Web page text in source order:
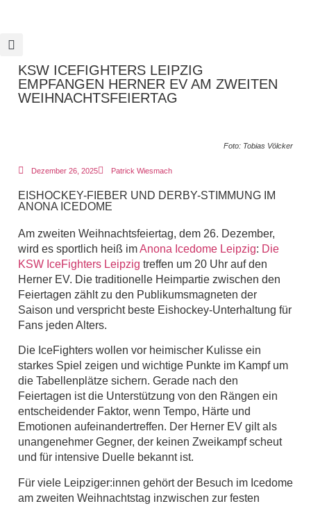
KSW ICEFIGHTERS LEIPZIG
EMPFANGEN HERNER EV AM ZWEITEN
WEIHNACHTSFEIERTAG
Foto: Tobias Völcker
Dezember 26, 2025 Patrick Wiesmach
EISHOCKEY-FIEBER UND DERBY-STIMMUNG IM
ANONA ICEDOME
Am zweiten Weihnachtsfeiertag, dem 26. Dezember,
wird es sportlich heiß imAnona Icedome Leipzig: Die
KSW IceFighters Leipzig treffen um 20 Uhr auf den
Herner EV. Die traditionelle Heimpartie zwischen den
Feiertagen zählt zu den Publikumsmagneten der
Saison und verspricht beste Eishockey-Unterhaltung für
Fans jeden Alters.
Die IceFighters wollen vor heimischer Kulisse ein
starkes Spiel zeigen und wichtige Punkte im Kampf um
die Tabellenplätze sichern. Gerade nach den
Feiertagen ist die Unterstützung von den Rängen ein
entscheidender Faktor, wenn Tempo, Härte und
Emotionen aufeinandertreffen. Der Herner EV gilt als
unangenehmer Gegner, der keinen Zweikampf scheut
und für intensive Duelle bekannt ist.
Für viele Leipziger:innen gehört der Besuch im Icedome
am zweiten Weihnachtstag inzwischen zur festen